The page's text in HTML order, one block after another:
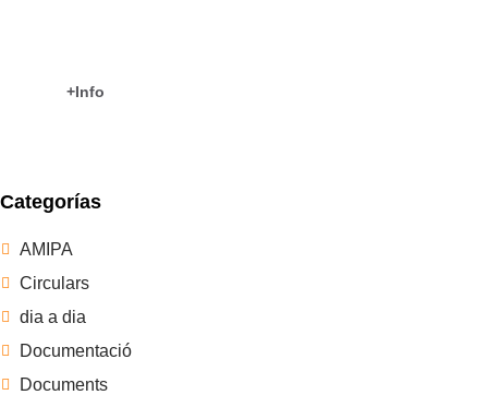
+Info
Categorías
AMIPA
Circulars
dia a dia
Documentació
Documents